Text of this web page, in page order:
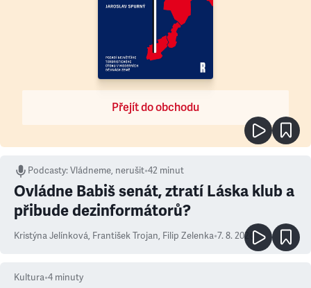
Přejít do obchodu
Podcasty:Vládneme, nerušit•42 minut
Ovládne Babiš senát, ztratí Láska klub a
přibude dezinformátorů?
Kristýna Jelínková, František Trojan, Filip Zelenka•7. 8. 2026
Kultura•4 minuty